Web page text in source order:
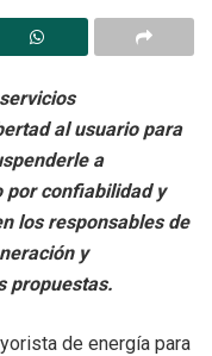
al usuario para
a
por confiabilidad y
los responsables de
y
propuestas.
de energía para